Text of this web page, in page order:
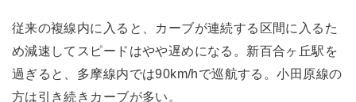
従来の複線内に入ると、カーブが連続する区間に入るた
め減速してスピードはやや遅めになる。新百合ヶ丘駅を
過ぎると、多摩線内では90km/hで巡航する。小田原線の
方は引き続きカーブが多い。